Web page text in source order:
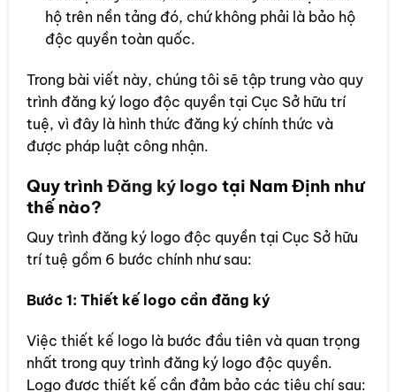
hộ trên nền tảng đó, chứ không phải là bảo hộ
độc quyền toàn quốc.
Trong bài viết này, chúng tôi sẽ tập trung vào quy
trình đăng ký logo độc quyền tại Cục Sở hữu trí
tuệ, vì đây là hình thức đăng ký chính thức và
được pháp luật công nhận.
Quy trình Đăng ký logo tại Nam Định như
thế nào?
Quy trình đăng ký logo độc quyền tại Cục Sở hữu
trí tuệ gồm 6 bước chính như sau:
Bước 1: Thiết kế logo cần đăng ký
Việc thiết kế logo là bước đầu tiên và quan trọng
nhất trong quy trình đăng ký logo độc quyền.
Logo được thiết kế cần đảm bảo các tiêu chí sau: